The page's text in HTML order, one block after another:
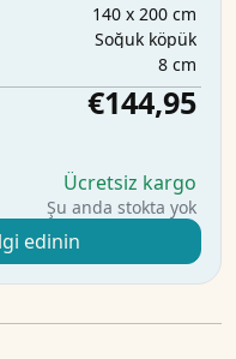
140 x 200 cm
Soğuk köpük
8 cm
€144,95
Ücretsiz kargo
Şu anda stokta yok
edinin